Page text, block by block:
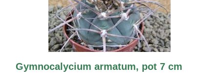
Gymnocalycium armatum, pot 7 cm